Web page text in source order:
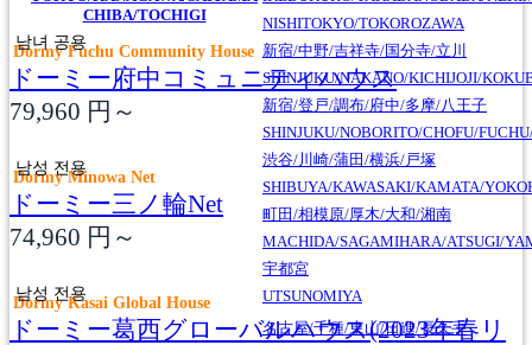
CHIBA/TOCHIGI
NISHITOKYO/TOKOROZAWA
新宿/中野/吉祥寺/国分寺/立川
SHINJUKU/NAKANO/KICHIJOJI/
新宿/登戸/調布/府中/多摩/八王子
SHINJUKU/NOBORITO/CHOFU/
渋谷/川崎/蒲田/横浜/戸塚
SHIBUYA/KAWASAKI/KAMATA/
町田/相模原/厚木/大和/湘南
MACHIDA/SAGAMIHARA/ATSUGI/
宇都宮
UTSUNOMIYA
名古屋/千種/東山/日進/長久手
남녀 공용
Dormy Fuchu Community House
ドーミー府中コミュニティハウス
79,960 円～
남성 전용
Dormy Minowa Net
ドーミー三ノ輪Net
74,960 円～
남성 전용
Dormy Kasai Global House
ドーミー葛西グローバルハウス(2023年春リ